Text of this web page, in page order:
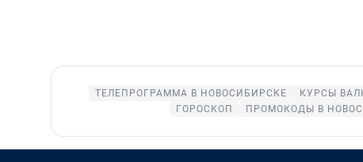
ТЕЛЕПРОГРАММА В НОВОСИБИРСКЕ КУРСЫ
ГОРОСКОП
ПРОМОКОДЫ В